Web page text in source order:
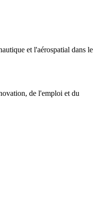
et l'aérospatial dans le
de l'emploi et du